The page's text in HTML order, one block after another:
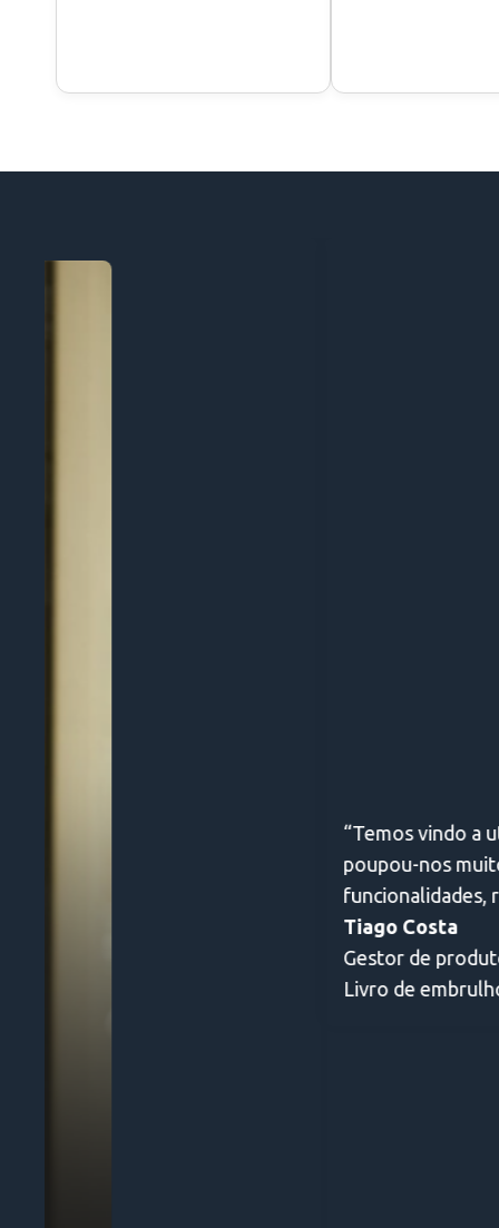
“Temos vindo a utilizar a Digify no último ano
poupou-nos muito tempo de ter de construir a
funcionalidades, respondem ao feedback dos